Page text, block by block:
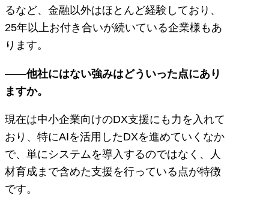
るなど、金融以外はほとんど経験しており、
25年以上お付き合いが続いている企業様もあ
ります。
――他社にはない強みはどういった点にあり
ますか。
現在は中小企業向けのDX支援にも力を入れて
おり、特にAIを活用したDXを進めていくなか
で、単にシステムを導入するのではなく、人
材育成まで含めた支援を行っている点が特徴
です。